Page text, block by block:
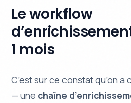
Le workflow
1 mois
C’est sur ce constat qu’on
— une chaîne